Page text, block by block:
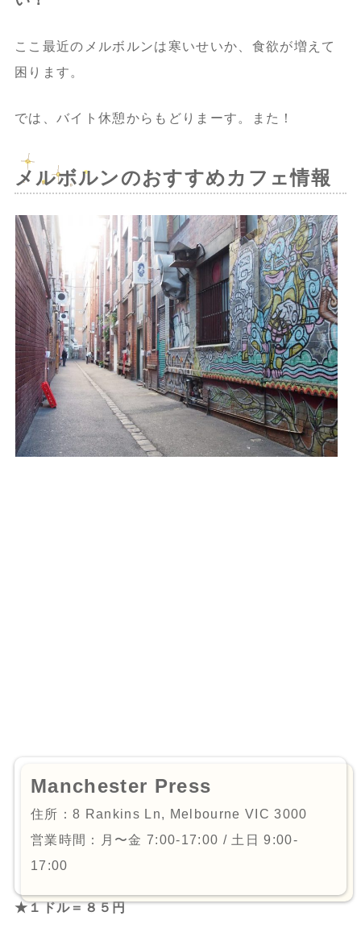
ここ最近のメルボルンは寒いせいか、食欲が増えて
困ります。
では、バイト休憩からもどりまーす。また！
メルボルンのおすすめカフェ情報
Manchester Press
住所：8 Rankins Ln, Melbourne VIC 3000
営業時間：月〜金 7:00-17:00 / 土日 9:00-
17:00
★１ドル＝８５円